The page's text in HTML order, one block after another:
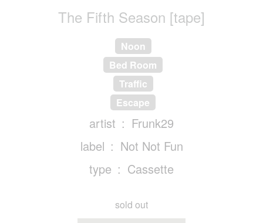
The Fifth Season [tape]
Noon
Bed Room
Traffic
Escape
artist
Frunk29
label
Not Not Fun
type
Cassette
sold out